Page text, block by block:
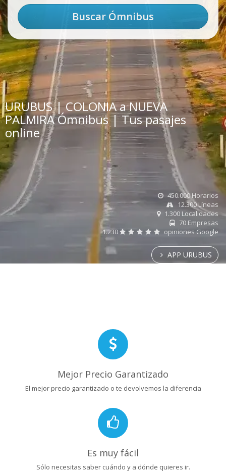
URUBUS | COLONIA a NUEVA
PALMIRA Ómnibus | Tus pasajes
online
450.000 Horarios
12.300 Líneas
1.300 Localidades
70 Empresas
1.230
opiniones Google
APP URUBUS
Mejor Precio Garantizado
El mejor precio garantizado o te devolvemos la diferencia
Es muy fácil
Sólo necesitas saber cuándo y a dónde quieres ir.